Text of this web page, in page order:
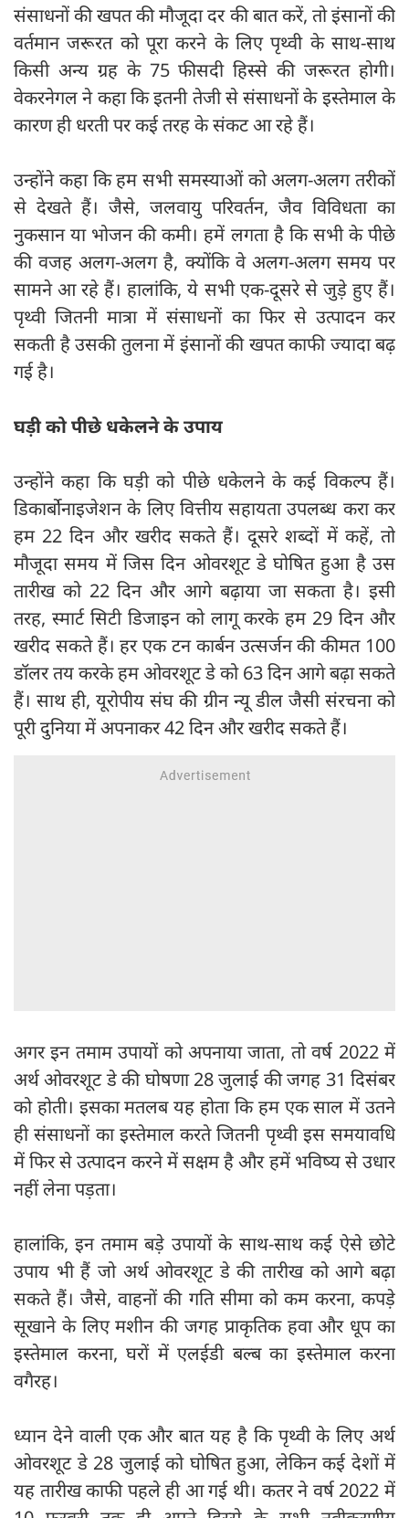
संसाधनों की खपत की मौजूदा दर की बात करें, तो इंसानों की
वर्तमान जरूरत को पूरा करने के लिए पृथ्वी के साथ-साथ
किसी अन्य ग्रह के 75 फीसदी हिस्से की जरूरत होगी।
वेकरनेगल ने कहा कि इतनी तेजी से संसाधनों के इस्तेमाल के
कारण ही धरती पर कई तरह के संकट आ रहे हैं।
उन्होंने कहा कि हम सभी समस्याओं को अलग-अलग तरीकों
से देखते हैं। जैसे, जलवायु परिवर्तन, जैव विविधता का
नुकसान या भोजन की कमी। हमें लगता है कि सभी के पीछे
की वजह अलग-अलग है, क्योंकि वे अलग-अलग समय पर
सामने आ रहे हैं। हालांकि, ये सभी एक-दूसरे से जुड़े हुए हैं।
पृथ्वी जितनी मात्रा में संसाधनों का फिर से उत्पादन कर
सकती है उसकी तुलना में इंसानों की खपत काफी ज्यादा बढ़
गई है।
घड़ी को पीछे धकेलने के उपाय
उन्होंने कहा कि घड़ी को पीछे धकेलने के कई विकल्प हैं।
डिकार्बोनाइजेशन के लिए वित्तीय सहायता उपलब्ध करा कर
हम 22 दिन और खरीद सकते हैं। दूसरे शब्दों में कहें, तो
मौजूदा समय में जिस दिन ओवरशूट डे घोषित हुआ है उस
तारीख को 22 दिन और आगे बढ़ाया जा सकता है। इसी
तरह, स्मार्ट सिटी डिजाइन को लागू करके हम 29 दिन और
खरीद सकते हैं। हर एक टन कार्बन उत्सर्जन की कीमत 100
डॉलर तय करके हम ओवरशूट डे को 63 दिन आगे बढ़ा सकते
हैं। साथ ही, यूरोपीय संघ की ग्रीन न्यू डील जैसी संरचना को
पूरी दुनिया में अपनाकर 42 दिन और खरीद सकते हैं।
अगर इन तमाम उपायों को अपनाया जाता, तो वर्ष 2022 में
अर्थ ओवरशूट डे की घोषणा 28 जुलाई की जगह 31 दिसंबर
को होती। इसका मतलब यह होता कि हम एक साल में उतने
ही संसाधनों का इस्तेमाल करते जितनी पृथ्वी इस समयावधि
में फिर से उत्पादन करने में सक्षम है और हमें भविष्य से उधार
नहीं लेना पड़ता।
हालांकि, इन तमाम बड़े उपायों के साथ-साथ कई ऐसे छोटे
उपाय भी हैं जो अर्थ ओवरशूट डे की तारीख को आगे बढ़ा
सकते हैं। जैसे, वाहनों की गति सीमा को कम करना, कपड़े
सूखाने के लिए मशीन की जगह प्राकृतिक हवा और धूप का
इस्तेमाल करना, घरों में एलईडी बल्ब का इस्तेमाल करना
वगैरह।
ध्यान देने वाली एक और बात यह है कि पृथ्वी के लिए अर्थ
ओवरशूट डे 28 जुलाई को घोषित हुआ, लेकिन कई देशों में
यह तारीख काफी पहले ही आ गई थी। कतर ने वर्ष 2022 में